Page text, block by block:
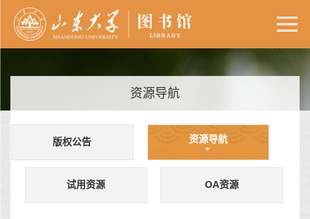
资源导航
版权公告 资源导航
试用资源 OA资源